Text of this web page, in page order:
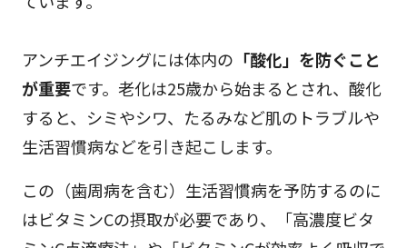
アンチエイジングには体内の 「酸化」を防ぐこと
が重要です。老化は25歳から始まるとされ、酸化
すると、シミやシワ、たるみなど肌のトラブルや
生活習慣病などを引き起こします。
この（歯周病を含む）生活習慣病を予防するのに
はビタミンCの摂取が必要であり、「高濃度ビタ